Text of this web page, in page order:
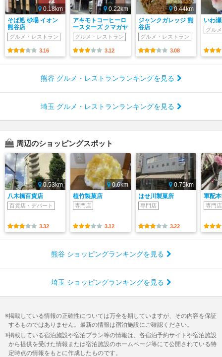
0.18km
そば処 砂場 イオン
熊谷店
グルメ・レストラン
3.16
0.22km
アキモトコーヒーロ
ースターズ クマガヤ
グルメ・レストラン
3.12
0.44km
ジャンクガレッジ 熊
谷店
グルメ・レストラン
3.08
いわ瀬
グル
熊谷 グルメ・レストランランキングを見る
埼玉 グルメ・レストランランキングを見る
周辺のショッピングスポット
0.53km
八木橋百貨店
百貨店・デパート
3.32
0.6km
植竹製菓店
専門店
3.12
0.75km
はせ川製菓所
専門店
3.22
軍配
専門店
熊谷 ショッピングランキングを見る
埼玉 ショッピングランキングを見る
掲載している情報の正確性については万全を期していますが、その内容を保証
するものではありません。最新の情報は宿泊施設にご確認ください。
掲載している宿泊施設や宿泊プラン等の情報は、各宿泊予約サイトや宿泊施設
から提供を受けた情報または宿泊施設のホームページ等にて公開されている特
定時点の情報をもとに作成したものです。